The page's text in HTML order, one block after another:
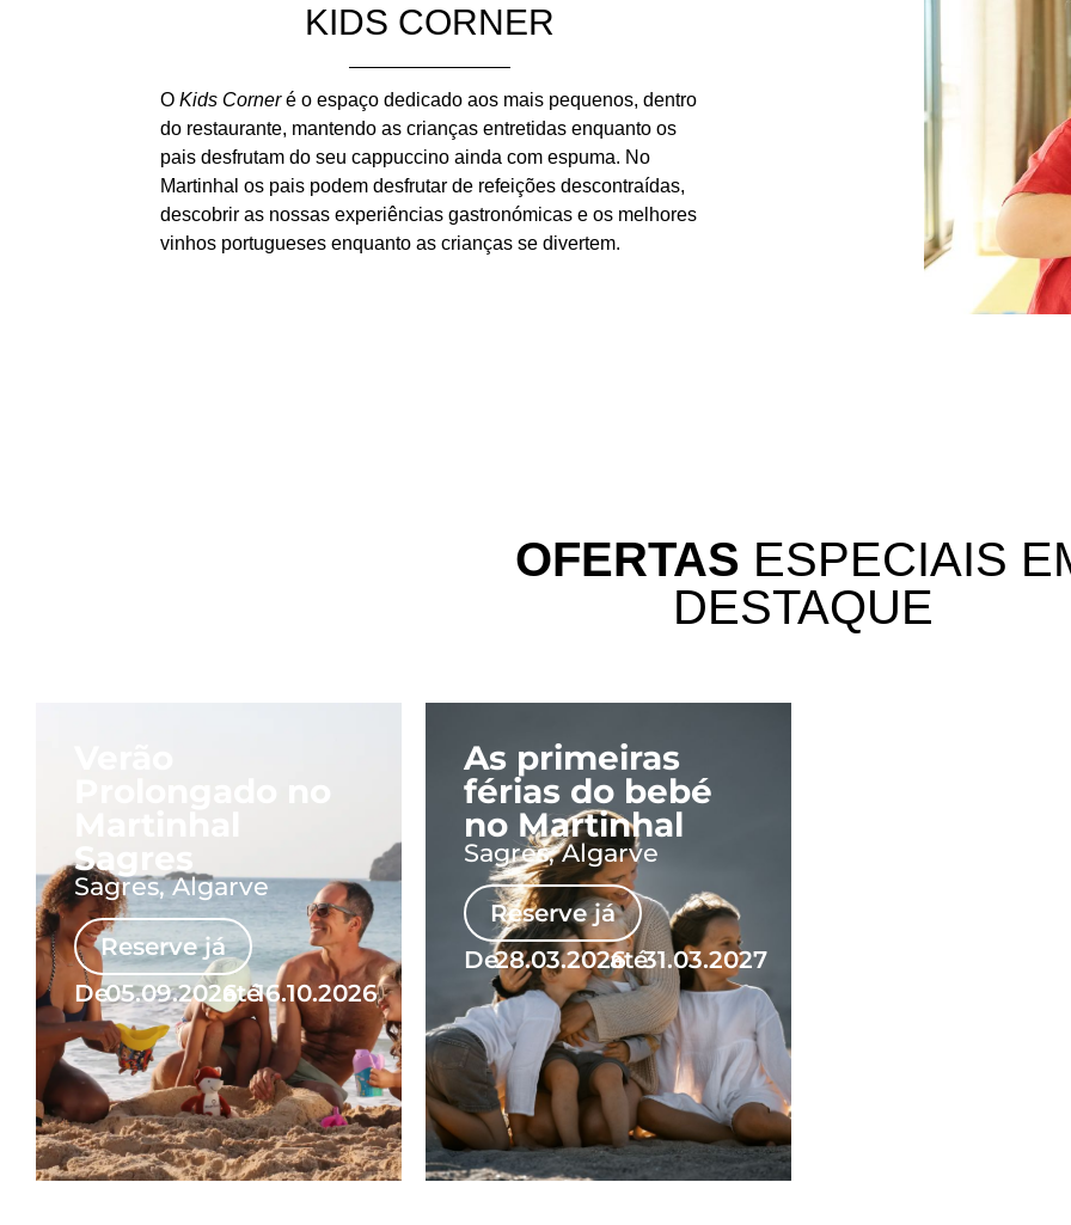
KIDS CORNER
OKids Corneré o espaço dedicado aos mais pequenos, dentro
do restaurante, mantendo as crianças entretidas enquanto os
pais desfrutam do seu cappuccino ainda com espuma. No
Martinhal os pais podem desfrutar de refeições descontraídas,
descobrir as nossas experiências gastronómicas e os melhores
vinhos portugueses enquanto as crianças se divertem.
OFERTAS ESPECIAIS
DESTAQUE
Prolongado no
Sagres
Sagres, Algarve
Reserve já
De05.09.2026até16.10.2026
As primeiras
férias do bebé
no Martinhal
Sagres, Algarve
Reserve já
De28.03.2026até31.03.2027